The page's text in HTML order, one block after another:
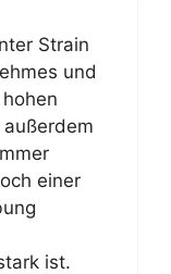
Strain
und
einer
ist.